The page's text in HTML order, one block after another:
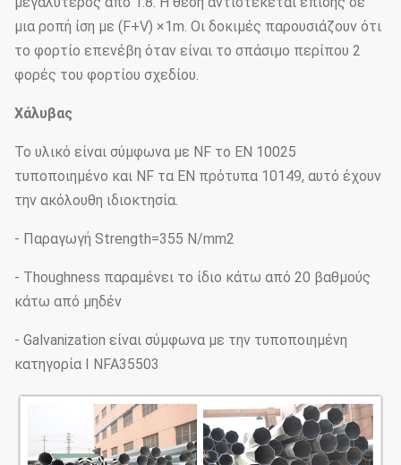
μια ροπή ίση με (F+V) ×1m. Οι δοκιμές παρουσιάζουν ότι
το φορτίο επενέβη όταν είναι το σπάσιμο περίπου 2
φορές του φορτίου σχεδίου.
Χάλυβας
Το υλικό είναι σύμφωνα με NF το EN 10025
τυποποιημένο και NF τα EN πρότυπα 10149, αυτό έχουν
την ακόλουθη ιδιοκτησία.
- Παραγωγή Strength=355 N/mm2
- Thoughness παραμένει το ίδιο κάτω από 20 βαθμούς
κάτω από μηδέν
- Galvanization είναι σύμφωνα με την τυποποιημένη
κατηγορία Ι NFA35503